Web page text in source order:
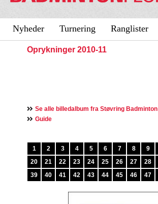
Nyheder Turnering Ranglister
Oprykninger 2010-11
Se alle billedalbum fra Støvring Badminton
Guide
1 2 3 4 5 6 7 8 9
20
21 22 23 24 25 26 27 28
39
40 41 42 43 44 45 46 47